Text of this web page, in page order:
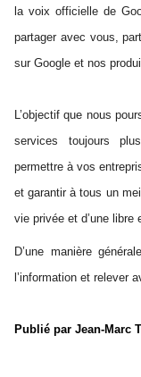
la voix officielle de
partager avec vous,
sur Google et nos
L’objectif que nous
services toujours
permettre à vos
et garantir à tous un
vie privée et d’une libre
D’une manière
l’information et relever
Publié par Jean-Marc